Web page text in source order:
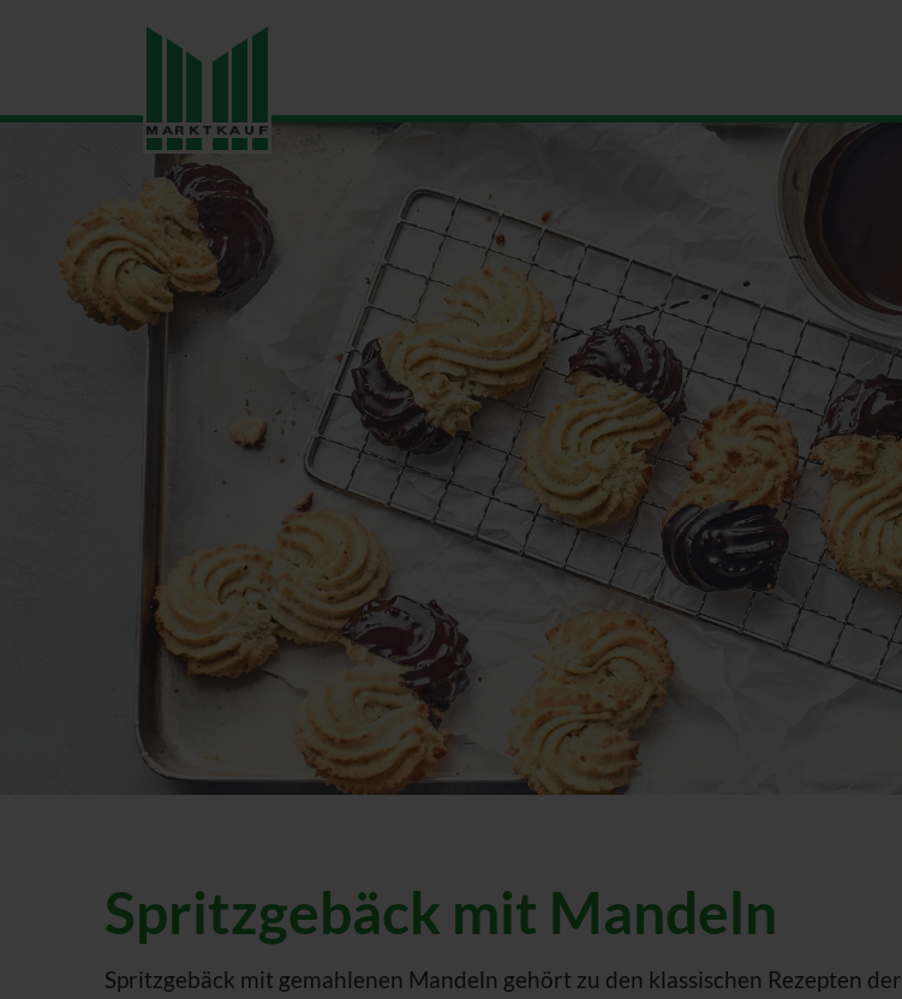
Spritzgebäck mit Mandeln
Spritzgebäck mit gemahlenen Mandeln gehört zu den klassischen Rezepten der